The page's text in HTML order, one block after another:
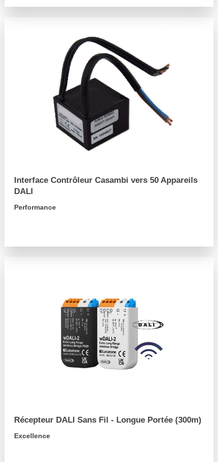
Interface Contrôleur Casambi vers 50 Appareils
DALI
Performance
Récepteur DALI Sans Fil - Longue Portée (300m)
Excellence